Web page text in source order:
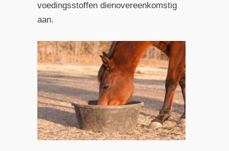
voedingsstoffen dienovereenkomstig
aan.